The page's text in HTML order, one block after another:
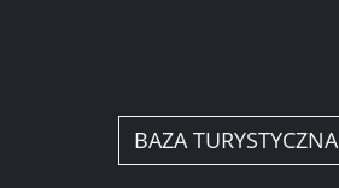
BAZA TURYSTYCZNA